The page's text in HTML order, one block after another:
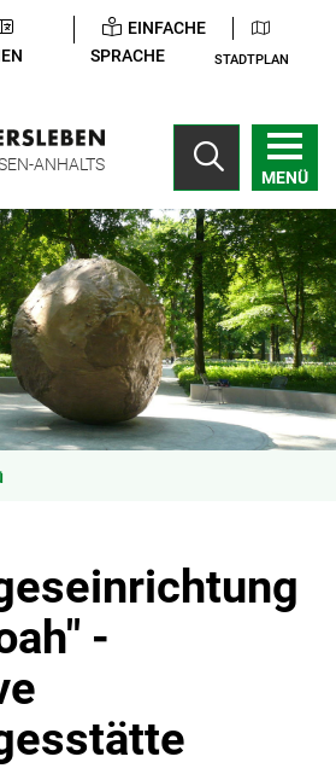
EINFACHE
SPRACHE
STADTPLAN
ANHALTS
MENÜ
-